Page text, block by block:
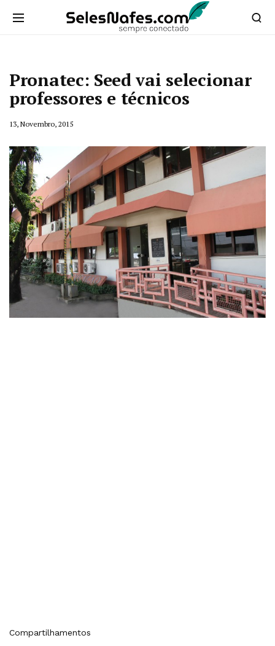
Pronatec: Seed vai selecionar
professores e técnicos
13, Novembro, 2015
Compartilhamentos